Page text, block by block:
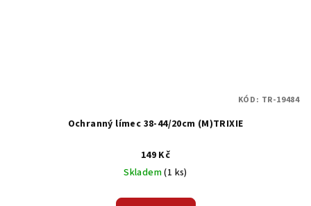
Ochranný límec 38-44/20cm (M)TRIXIE
149 Kč
Skladem(1 ks)
KÓD: TR-19484